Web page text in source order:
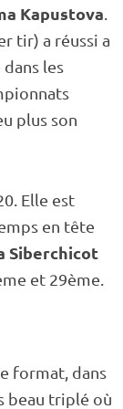
Kapustova
tir) a réussi a
les
plus son
Elle est
en tête
Siberchicot
et 29ème.
format, dans
beau triplé où